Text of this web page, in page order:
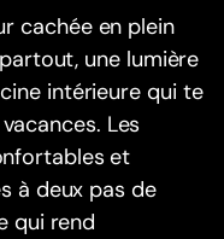
cachée en plein
une lumière
intérieure qui te
Les
et
à deux pas de
qui rend